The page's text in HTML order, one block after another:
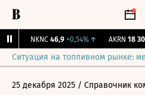
NKNC 46,9 +0,54%↑ AKRN 18 304
Ситуация на топливном рынке:
25 декабря 2025 / Справочник